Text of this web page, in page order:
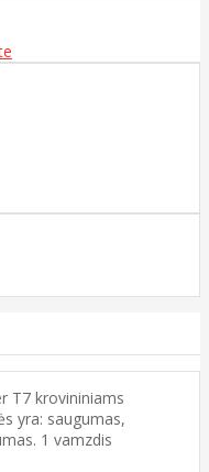
T7 krovininiams
yra: saugumas,
1 vamzdis